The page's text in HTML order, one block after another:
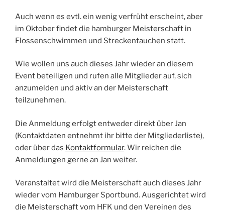
Auch wenn es evtl. ein wenig verfrüht erscheint, aber
im Oktober findet die hamburger Meisterschaft in
Flossenschwimmen und Streckentauchen statt.
Wie wollen uns auch dieses Jahr wieder an diesem
Event beteiligen und rufen alle Mitglieder auf, sich
anzumelden und aktiv an der Meisterschaft
teilzunehmen.
Die Anmeldung erfolgt entweder direkt über Jan
(Kontaktdaten entnehmt ihr bitte der Mitgliederliste),
oder über das Kontaktformular. Wir reichen die
Anmeldungen gerne an Jan weiter.
Veranstaltet wird die Meisterschaft auch dieses Jahr
wieder vom Hamburger Sportbund. Ausgerichtet wird
die Meisterschaft vom HFK und den Vereinen des